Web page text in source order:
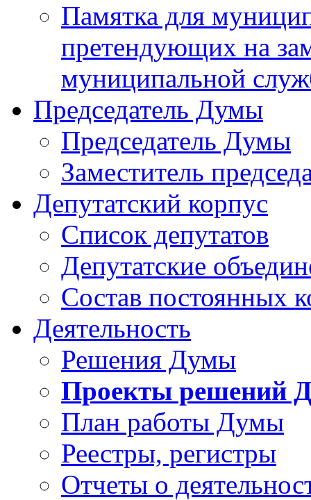
Памятка для
претендующих на
муниципальной
Председатель Думы
Председатель Думы
Заместитель
Депутатский корпус
Список депутатов
Депутатские
Состав постоянных
Деятельность
Решения Думы
Проекты решений
План работы Думы
Реестры, регистры
Отчеты о